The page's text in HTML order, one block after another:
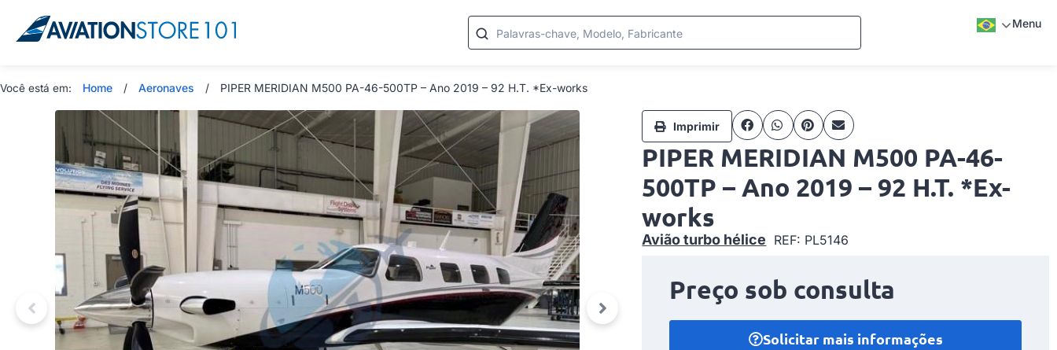
Palavras-chave, Modelo, Fabricante
Menu
Você está em: Home / Aeronaves / PIPER MERIDIAN M500 PA-46-500TP – Ano 2019 – 92 H.T. *Ex-works
Imprimir
PIPER MERIDIAN M500 PA-46-
500TP – Ano 2019 – 92 H.T. *Ex-
works
Avião turbo hélice REF: PL5146
Preço sob consulta
Solicitar mais informações